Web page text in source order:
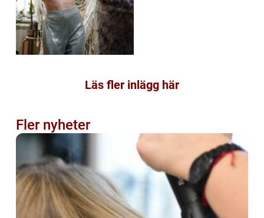
Läs fler inlägg här
Fler nyheter